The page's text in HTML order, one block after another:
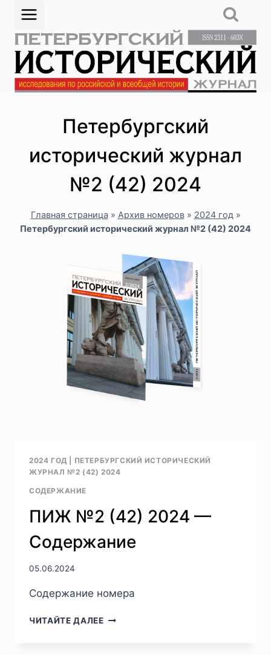
Перейти
содержимому
Петербургский
исторический журнал
№2 (42) 2024
Главная страница » Архив номеров» 2024 год »
Петербургский исторический журнал №2 (42) 2024
2024 ГОД
ПЕТЕРБУРГСКИЙ ИСТОРИЧЕСКИЙ
ЖУРНАЛ №2 (42) 2024
СОДЕРЖАНИЕ
ПИЖ №2 (42) 2024 —
Содержание
05.06.2024
Содержание номера
ЧИТАЙТЕ ДАЛЕЕПИЖ